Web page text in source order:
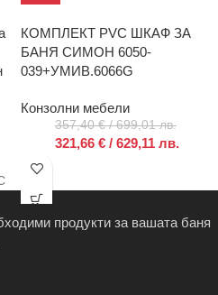
КОМПЛЕКТ PVC ШКАФ ЗА
БАНЯ СИМОН 6050-
039+УМИВ.6066G
Конзолни мебели
357,40€/ 699,01 лв.
321,66 € / 629,11 лв.
продукти за вашата баня